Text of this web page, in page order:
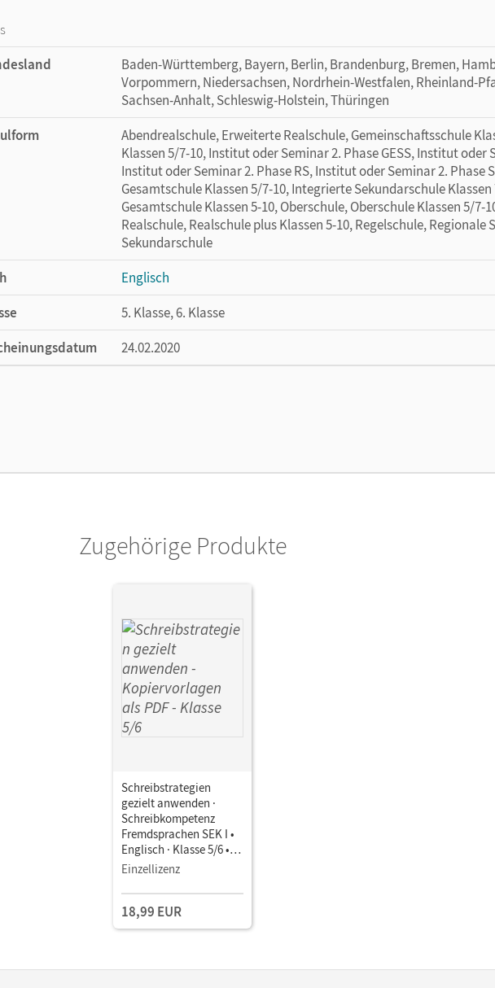
Baden-Württemberg, Bayern, Berlin, Brandenburg, Bremen,
Vorpommern, Niedersachsen, Nordrhein-Westfalen, Rheinland-
Sachsen-Anhalt, Schleswig-Holstein, Thüringen
Abendrealschule, Erweiterte Realschule, Gemeinschaftsschule
Klassen 5/7-10, Institut oder Seminar 2. Phase GESS, Institut oder
Institut oder Seminar 2. Phase RS, Institut oder Seminar 2. Phase
Gesamtschule Klassen 5/7-10, Integrierte Sekundarschule
Gesamtschule Klassen 5-10, Oberschule, Oberschule Klassen 5/7-
Realschule, Realschule plus Klassen 5-10, Regelschule, Regionale
Sekundarschule
Englisch
5. Klasse, 6. Klasse
24.02.2020
Zugehörige Produkte
Schreibstrategien
gezielt anwenden ·
Schreibkompetenz
Fremdsprachen SEK I •
Englisch · Klasse 5/6 •
Kopiervorlagen als PDF
Einzellizenz
18,99 EUR